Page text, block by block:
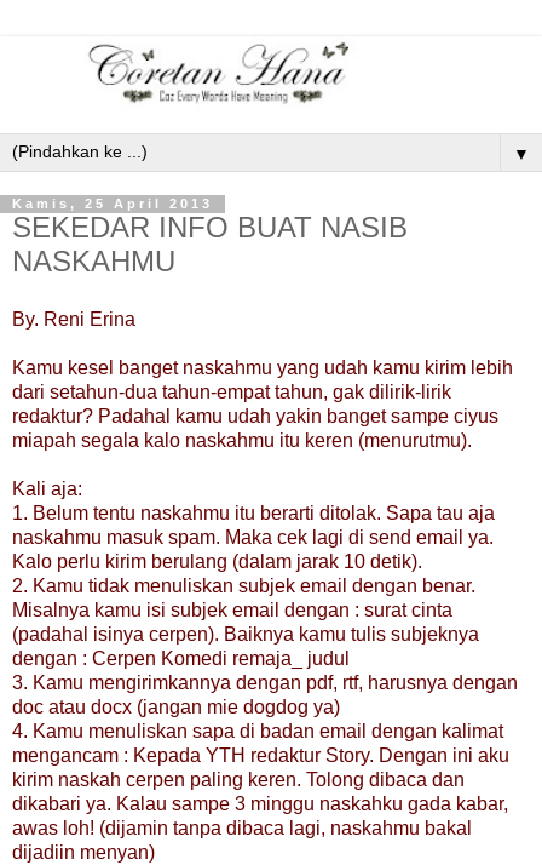
▼
Kamis, 25 April 2013
SEKEDAR INFO BUAT NASIB
NASKAHMU
By. Reni Erina
Kamu kesel banget naskahmu yang udah kamu kirim lebih
dari setahun-dua tahun-empat tahun, gak dilirik-lirik
redaktur? Padahal kamu udah yakin banget sampe ciyus
miapah segala kalo naskahmu itu keren (menurutmu).
Kali aja:
1. Belum tentu naskahmu itu berarti ditolak. Sapa tau aja
naskahmu masuk spam. Maka cek lagi di send email ya.
Kalo perlu kirim berulang (dalam jarak 10 detik).
2. Kamu tidak menuliskan subjek email dengan benar.
Misalnya kamu isi subjek email dengan : surat cinta
(padahal isinya cerpen). Baiknya kamu tulis subjeknya
dengan : Cerpen Komedi remaja_ judul
3. Kamu mengirimkannya dengan pdf, rtf, harusnya dengan
doc atau docx (jangan mie dogdog ya)
4. Kamu menuliskan sapa di badan email dengan kalimat
mengancam : Kepada YTH redaktur Story. Dengan ini aku
kirim naskah cerpen paling keren. Tolong dibaca dan
dikabari ya. Kalau sampe 3 minggu naskahku gada kabar,
awas loh! (dijamin tanpa dibaca lagi, naskahmu bakal
dijadiin menyan)